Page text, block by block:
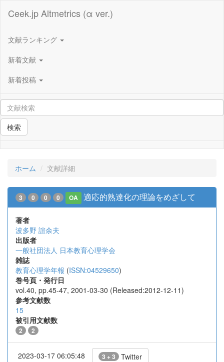
Ceek.jp Altmetrics (α ver.)
文献ランキング
新着文献
新着投稿
検索
ホーム 文献詳細
3 0 0 0 OA 適応的熟達化の理論をめざして
著者
波多野 誼余夫
出版者
一般社団法人 日本教育心理学会
雑誌
教育心理学年報 (ISSN:04529650)
巻号頁・発行日
vol.40, pp.45-47, 2001-03-30 (Released:2012-12-11)
参考文献数
15
被引用文献数
2 2
2023-03-17 06:05:48 3 + 3 Twitter